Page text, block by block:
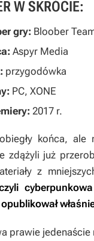
W SKRÓCIE:
gry: Bloober
Aspyr Media
przygodówka
PC, XONE
2017 r.
końca, ale
zdążyli już
z
prawie